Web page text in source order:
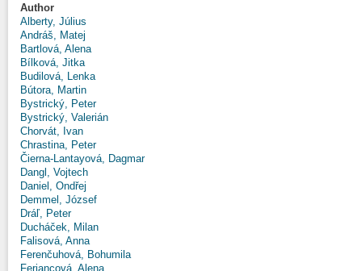
Author
Alberty, Július
Andráš, Matej
Bartlová, Alena
Bílková, Jitka
Budilová, Lenka
Bútora, Martin
Bystrický, Peter
Bystrický, Valerián
Chorvát, Ivan
Chrastina, Peter
Čierna-Lantayová, Dagmar
Dangl, Vojtech
Daniel, Ondřej
Demmel, József
Dráľ, Peter
Ducháček, Milan
Falisová, Anna
Ferenčuhová, Bohumila
Feriancová, Alena